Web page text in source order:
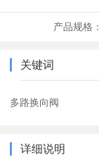
产品规格：
关键词
多路换向阀
详细说明